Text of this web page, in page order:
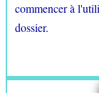
commencer à
dossier.